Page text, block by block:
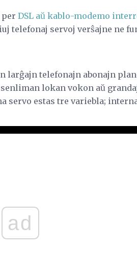
DSL aŭ kablo-modemo
telefonaj servoj verŝajne ne
larĝajn telefonajn abonajn
lokan vokon aŭ
servo estas tre variebla;
ad